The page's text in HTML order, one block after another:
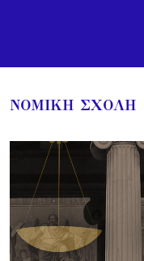
ΝΟΜΙΚΗ ΣΧΟΛΗ